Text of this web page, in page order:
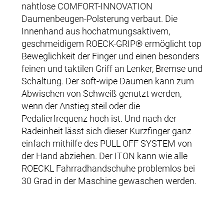
nahtlose COMFORT-INNOVATION
Daumenbeugen-Polsterung verbaut. Die
Innenhand aus hochatmungsaktivem,
geschmeidigem ROECK-GRIP® ermöglicht top
Beweglichkeit der Finger und einen besonders
feinen und taktilen Griff an Lenker, Bremse und
Schaltung. Der soft-wipe Daumen kann zum
Abwischen von Schweiß genutzt werden,
wenn der Anstieg steil oder die
Pedalierfrequenz hoch ist. Und nach der
Radeinheit lässt sich dieser Kurzfinger ganz
einfach mithilfe des PULL OFF SYSTEM von
der Hand abziehen. Der ITON kann wie alle
ROECKL Fahrradhandschuhe problemlos bei
30 Grad in der Maschine gewaschen werden.